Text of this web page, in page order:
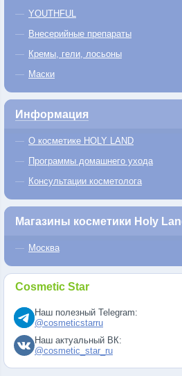
YOUTHFUL
Внесерийные препараты
Кремы, гели, лосьоны
Маски
Информация
О косметике HOLY LAND
Программы домашнего ухода
Консультации косметолога
Магазины косметики Holy
Москва
Cosmetic Star
Наш полезный Telegram:
@cosmeticstarru
Наш актуальный ВК:
@cosmetic_star_ru